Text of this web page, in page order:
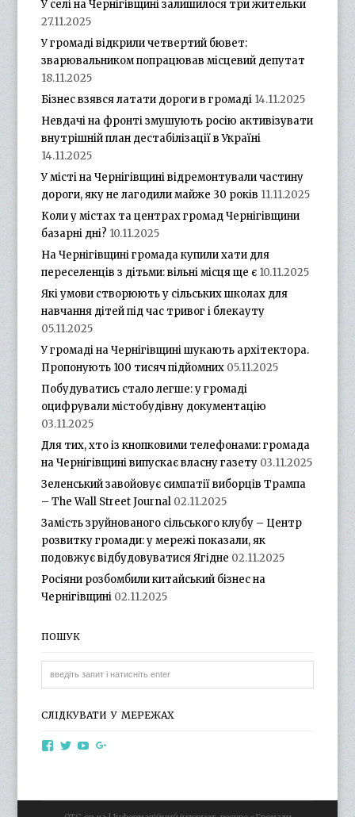
У селі на Чернігівщині залишилося три жительки
27.11.2025
У громаді відкрили четвертий бювет:
зварювальником попрацював місцевий депутат
18.11.2025
Бізнес взявся латати дороги в громаді 14.11.2025
Невдачі на фронті змушують росію активізувати
внутрішній план дестабілізації в Україні
14.11.2025
У місті на Чернігівщині відремонтували частину
дороги, яку не лагодили майже 30 років 11.11.2025
Коли у містах та центрах громад Чернігівщини
базарні дні? 10.11.2025
На Чернігівщині громада купили хати для
переселенців з дітьми: вільні місця ще є 10.11.2025
Які умови створюють у сільських школах для
навчання дітей під час тривог і блекауту
05.11.2025
У громаді на Чернігівщині шукають архітектора.
Пропонують 100 тисяч підйомних 05.11.2025
Побудуватись стало легше: у громаді
оцифрували містобудівну документацію
03.11.2025
Для тих, хто із кнопковими телефонами: громада
на Чернігівщині випускає власну газету 03.11.2025
Зеленський завойовує симпатії виборців Трампа
– The Wall Street Journal 02.11.2025
Замість зруйнованого сільського клубу – Центр
розвитку громади: у мережі показали, як
подовжує відбудовуватися Ягідне 02.11.2025
Росіяни розбомбили китайський бізнес на
Чернігівщині 02.11.2025
ПОШУК
СЛІДКУВАТИ У МЕРЕЖАХ
ViewViewView